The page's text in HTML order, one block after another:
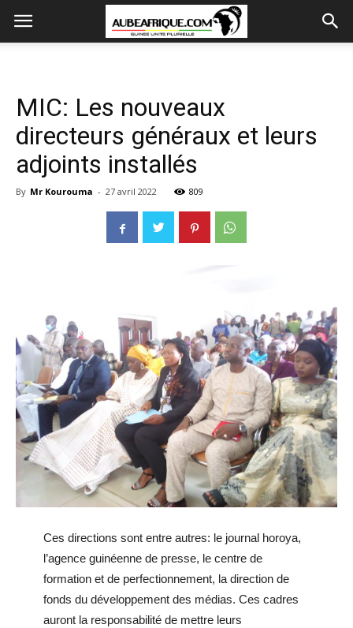
MIC: Les nouveaux
directeurs généraux et leurs
adjoints installés
By Mr Kourouma - 27 avril 2022 809
Ces directions sont entre autres: le journal horoya,
l’agence guinéenne de presse, le centre de
formation et de perfectionnement, la direction de
fonds du développement des médias. Ces cadres
auront la responsabilité de mettre leurs